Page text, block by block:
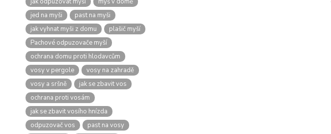
jed na myši
past na myši
jak vyhnat myši z domu
plašič myší
Pachové odpuzovače myší
ochrana domu proti hlodavcům
vosy v pergole
vosy na zahradě
vosy a sršně
jak se zbavit vos
ochrana proti vosám
jak se zbavit vosího hnízda
odpuzovač vos
past na vosy